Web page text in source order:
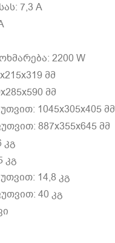
7,3 A
2200 W
მმ
მმ
1045x305x405 მმ
887x355x645 მმ
კგ
კგ
14,8 კგ
40 კგ